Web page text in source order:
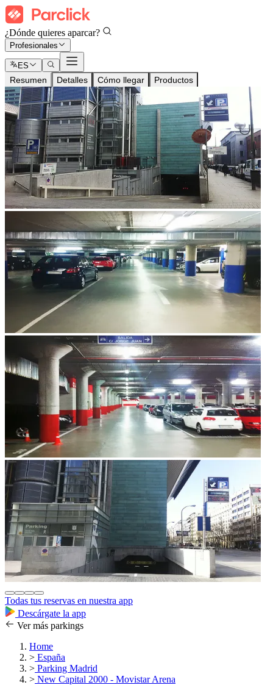
¿Dónde quieres aparcar?
Profesionales
ES
Resumen Detalles Cómo llegar Productos
Todas tus reservas en nuestra app
Descárgate la app
Ver más parkings
Home
> España
> Parking Madrid
> New Capital 2000 - Movistar Arena